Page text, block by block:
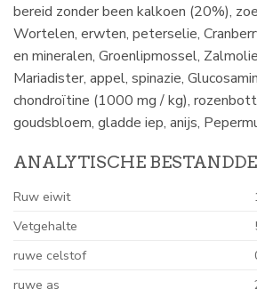
bereid zonder been kalkoen (20%),
Wortelen, erwten, peterselie,
en mineralen, Groenlipmossel,
Mariadister, appel, spinazie,
chondroïtine (1000 mg / kg),
goudsbloem, gladde iep, anijs,
ANALYTISCHE
Ruw eiwit
Vetgehalte
ruwe celstof
ruwe as